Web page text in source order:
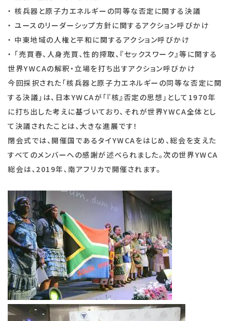
・ 核兵器と原子力エネルギーの同等な否定に関する決議
・ ユースのリーダーシップ方針に関するアクション呼びかけ
・ 中東地域の人権と平和に関するアクション呼びかけ
・ 「売買春、人身売買、性的搾取、『セックスワーク』等に関する
世界YWCAの解釈・立場を打ち出すアクション呼びかけ
今回採択された「核兵器と原子力エネルギーの同等な否定に関
する決議」は、日本YWCAが「『核』否定の思想」として1970年
に打ち出した考えに基づいており、それが世界YWCA全体とし
て決議されたことは、大きな進展です！
閉会式では、開催国であるタイYWCAをはじめ、総会を支えた
すべてのメンバーへの感謝が述べられました。次の世界YWCA
総会は、2019年、南アフリカで開催されます。